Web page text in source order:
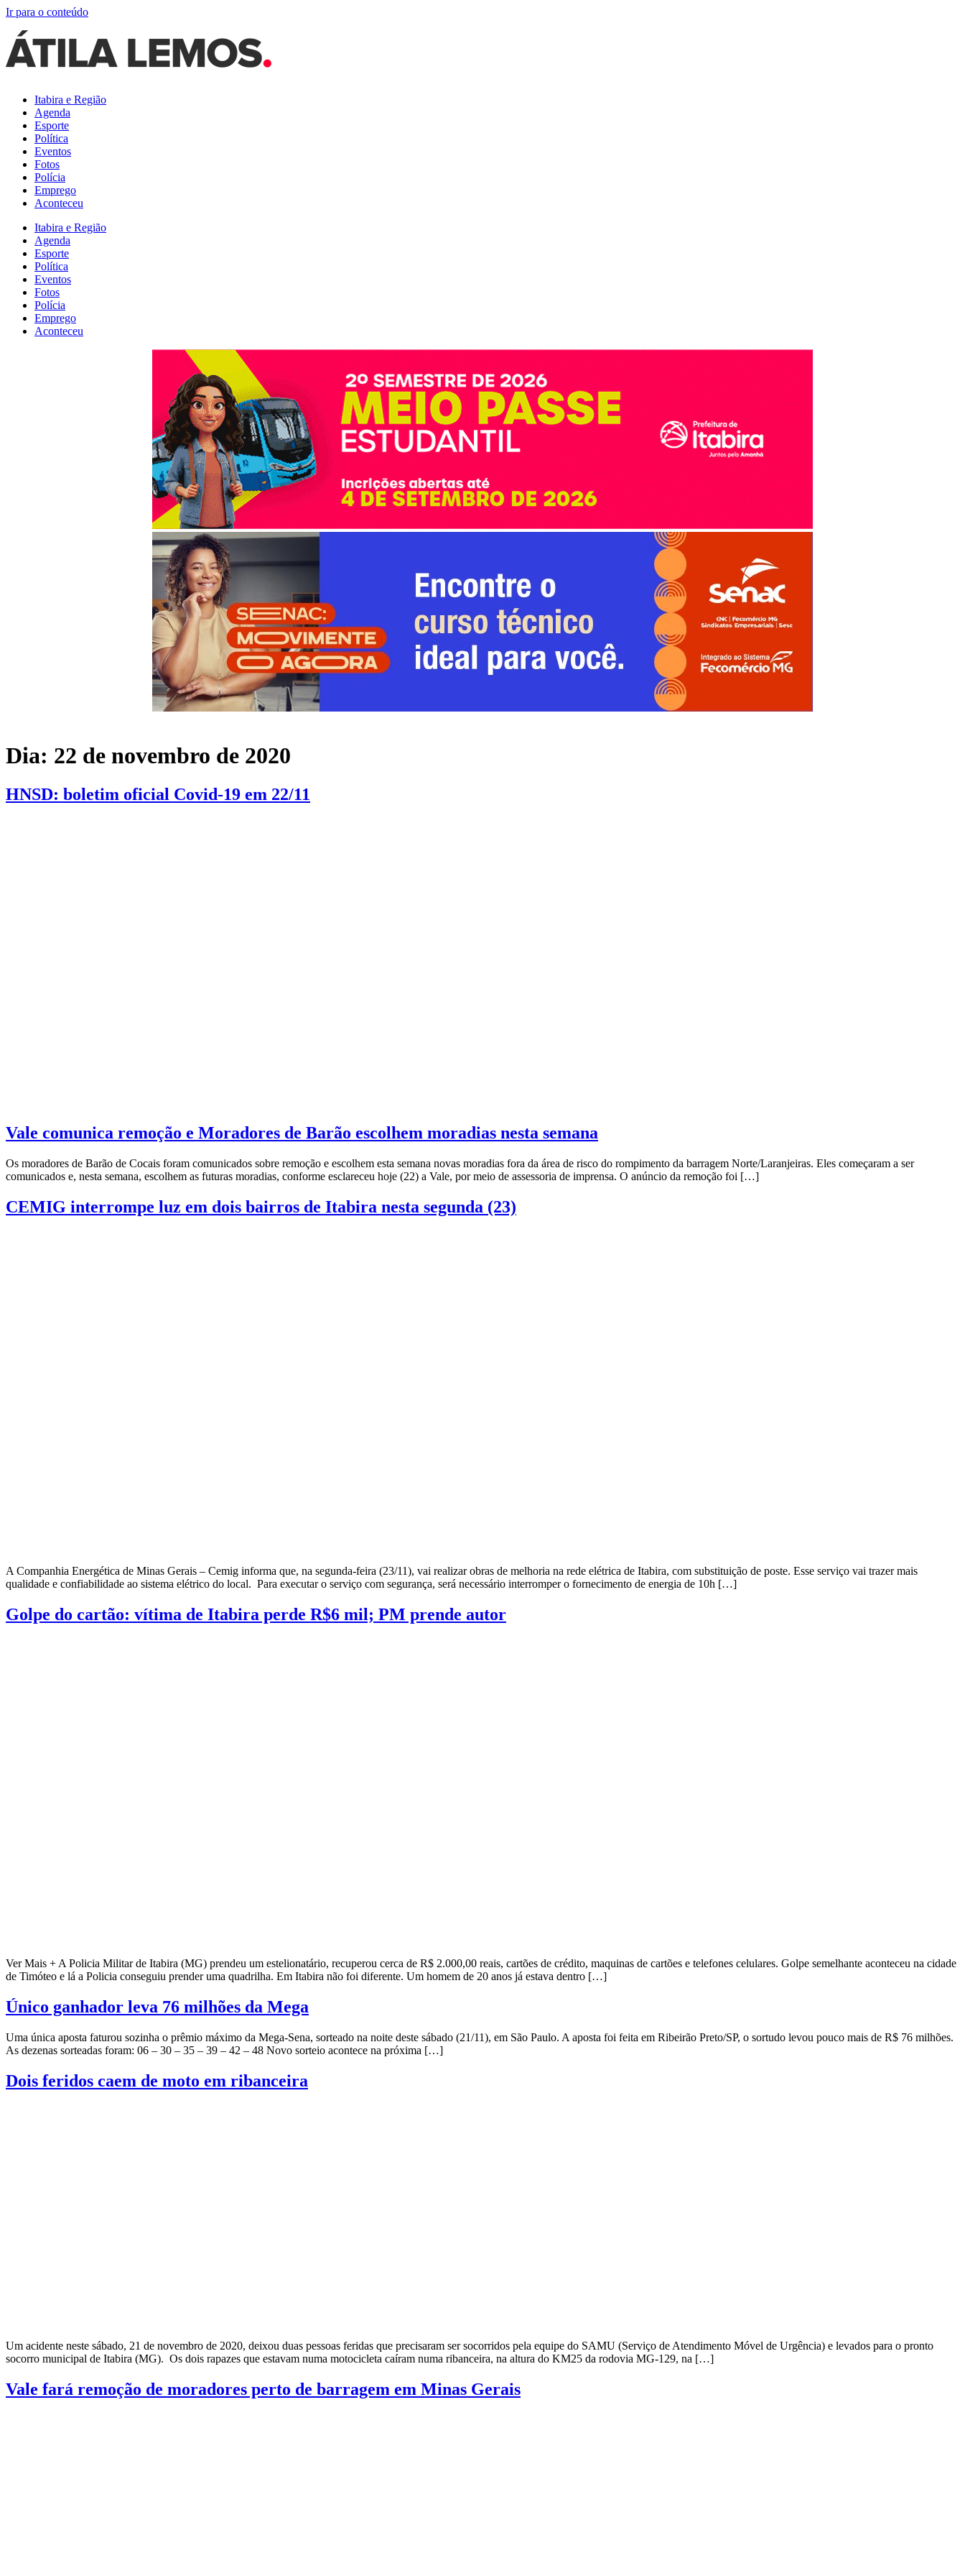
Ir para o conteúdo
Itabira e Região
Agenda
Esporte
Política
Eventos
Fotos
Polícia
Emprego
Aconteceu
Itabira e Região
Agenda
Esporte
Política
Eventos
Fotos
Polícia
Emprego
Aconteceu
Dia: 22 de novembro de 2020
HNSD: boletim oficial Covid-19 em 22/11
Vale comunica remoção e Moradores de Barão escolhem moradias nesta semana
Os moradores de Barão de Cocais foram comunicados sobre remoção e escolhem esta semana novas moradias fora da área de risco do rompimento da barragem Norte/Laranjeiras. Eles começaram a ser
comunicados e, nesta semana, escolhem as futuras moradias, conforme esclareceu hoje (22) a Vale, por meio de assessoria de imprensa. O anúncio da remoção foi […]
CEMIG interrompe luz em dois bairros de Itabira nesta segunda (23)
A Companhia Energética de Minas Gerais – Cemig informa que, na segunda-feira (23/11), vai realizar obras de melhoria na rede elétrica de Itabira, com substituição de poste. Esse serviço vai trazer mais
qualidade e confiabilidade ao sistema elétrico do local. Para executar o serviço com segurança, será necessário interromper o fornecimento de energia de 10h […]
Golpe do cartão: vítima de Itabira perde R$6 mil; PM prende autor
Ver Mais + A Policia Militar de Itabira (MG) prendeu um estelionatário, recuperou cerca de R$ 2.000,00 reais, cartões de crédito, maquinas de cartões e telefones celulares. Golpe semelhante aconteceu na cidade
de Timóteo e lá a Policia conseguiu prender uma quadrilha. Em Itabira não foi diferente. Um homem de 20 anos já estava dentro […]
Único ganhador leva 76 milhões da Mega
Uma única aposta faturou sozinha o prêmio máximo da Mega-Sena, sorteado na noite deste sábado (21/11), em São Paulo. A aposta foi feita em Ribeirão Preto/SP, o sortudo levou pouco mais de R$ 76 milhões.
As dezenas sorteadas foram: 06 – 30 – 35 – 39 – 42 – 48 Novo sorteio acontece na próxima […]
Dois feridos caem de moto em ribanceira
Um acidente neste sábado, 21 de novembro de 2020, deixou duas pessoas feridas que precisaram ser socorridos pela equipe do SAMU (Serviço de Atendimento Móvel de Urgência) e levados para o pronto
socorro municipal de Itabira (MG). Os dois rapazes que estavam numa motocicleta caíram numa ribanceira, na altura do KM25 da rodovia MG-129, na […]
Vale fará remoção de moradores perto de barragem em Minas Gerais